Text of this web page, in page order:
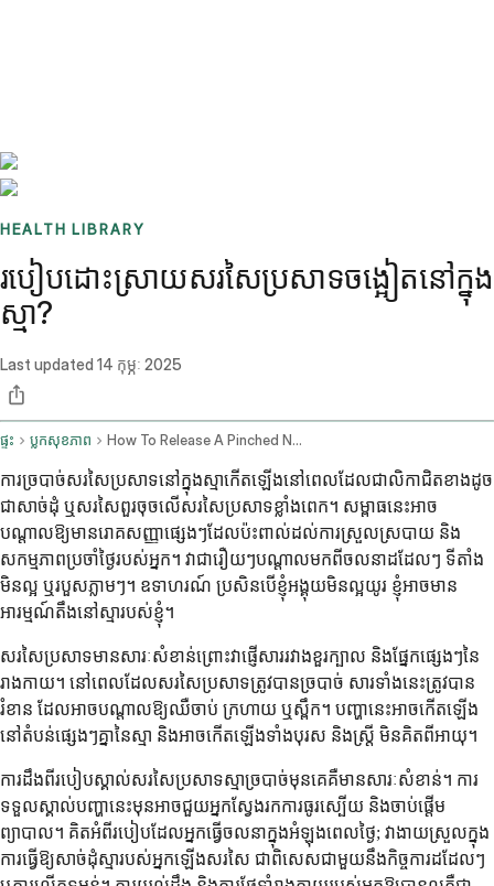
HEALTH LIBRARY
របៀបដោះស្រាយសរសៃប្រសាទចង្អៀតនៅក្នុង
ស្មា?
Last updated 14 កុម្ភៈ 2025
ផ្ទះ ប្លុកសុខភាព How To Release A Pinched Nerve In The Shoulder Blade
ការច្របាច់សរសៃប្រសាទនៅក្នុងស្មាកើតឡើងនៅពេលដែលជាលិកាជិតខាងដូច
ជាសាច់ដុំ ឬសរសៃពួរចុចលើសរសៃប្រសាទខ្លាំងពេក។ សម្ពាធនេះអាច
បណ្តាលឱ្យមានរោគសញ្ញាផ្សេងៗដែលប៉ះពាល់ដល់ការស្រួលស្របាយ និង
សកម្មភាពប្រចាំថ្ងៃរបស់អ្នក។ វាជារឿយៗបណ្តាលមកពីចលនាដដែលៗ ទីតាំង
មិនល្អ ឬរបួសភ្លាមៗ។ ឧទាហរណ៍ ប្រសិនបើខ្ញុំអង្គុយមិនល្អយូរ ខ្ញុំអាចមាន
អារម្មណ៍តឹងនៅស្មារបស់ខ្ញុំ។
សរសៃប្រសាទមានសារៈសំខាន់ព្រោះវាផ្ញើសាររវាងខួរក្បាល និងផ្នែកផ្សេងៗនៃ
រាងកាយ។ នៅពេលដែលសរសៃប្រសាទត្រូវបានច្របាច់ សារទាំងនេះត្រូវបាន
រំខាន ដែលអាចបណ្តាលឱ្យឈឺចាប់ ក្រហាយ ឬស្ពឹក។ បញ្ហានេះអាចកើតឡើង
នៅតំបន់ផ្សេងៗគ្នានៃស្មា និងអាចកើតឡើងទាំងបុរស និងស្ត្រី មិនគិតពីអាយុ។
ការដឹងពីរបៀបស្គាល់សរសៃប្រសាទស្មាច្របាច់មុនគេគឺមានសារៈសំខាន់។ ការ
ទទួលស្គាល់បញ្ហានេះមុនអាចជួយអ្នកស្វែងរកការធូរស្បើយ និងចាប់ផ្តើម
ព្យាបាល។ គិតអំពីរបៀបដែលអ្នកធ្វើចលនាក្នុងអំឡុងពេលថ្ងៃ; វាងាយស្រួលក្នុង
ការធ្វើឱ្យសាច់ដុំស្មារបស់អ្នកឡើងសរសៃ ជាពិសេសជាមួយនឹងកិច្ចការដដែលៗ